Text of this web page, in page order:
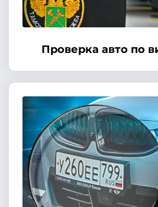
Проверка авто по